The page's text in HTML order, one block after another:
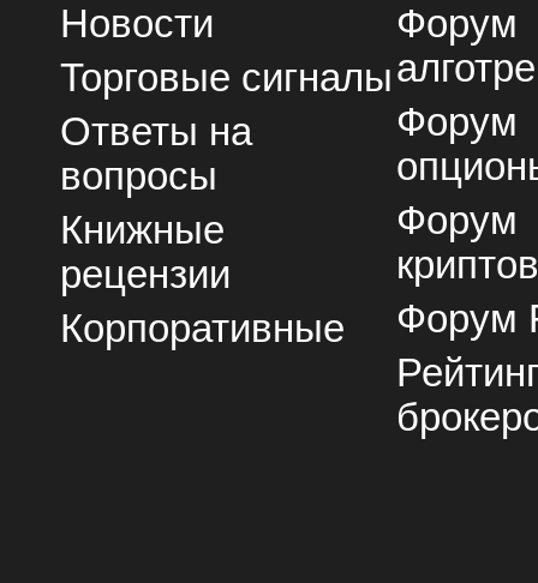
Новости
Торговые сигналы
Ответы на
вопросы
Книжные
рецензии
Корпоративные
Форум
Форум
Форум
Форум